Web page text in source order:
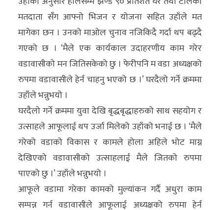
मतदाता संँग आफ्नो भिजन र योजना सहित उहाँले मत
मागेका छन । उनको माओल चुनाव नजिकिदै गर्दा थप बढ्दै
गएको छ । ‘मैले एक कार्यकाल उदाहरणीय काम गरेर
वडावासीको मन जितिसकेको छु । फेरीपनि म वडा अध्यक्षको
रुपमा वडावासीले हेर्न चाहनु भएको छ ।’ घरदैलो गर्ने क्रममा
उहाँले भन्नुभयो ।
घरदैलो गर्ने क्रममा युवा देखि बृद्धबृद्धाहरुको साथ सहयोग र
उत्साहले आफूलाई थप उर्जा मिलेको उहाँको भनाई छ । ‘मैले
गरेको वडाको विकास र कामले होला अहिले भोट माग्न
देखिएको वडावासीको उत्साहलाई मैले जितको रुपमा
पाएको छु ।’ उहाँले भन्नुभयो ।
आफूले वडामा गरेका कामको मुल्यांकन गर्दै अधुरा काम
सम्पन्न गर्न वडावासीले आफूलाई अध्यक्षको रुपमा हेर्न